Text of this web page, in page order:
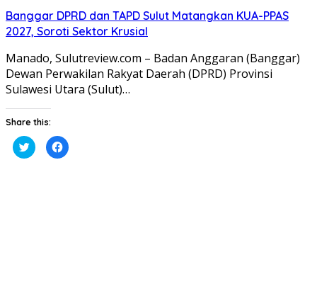
Banggar DPRD dan TAPD Sulut Matangkan KUA-PPAS
2027, Soroti Sektor Krusial
Manado, Sulutreview.com – Badan Anggaran (Banggar) ​
Dewan Perwakilan Rakyat Daerah (DPRD) Provinsi
Sulawesi Utara (Sulut)…
Share this:
Klik
untuk
berbagi
Klik
untuk